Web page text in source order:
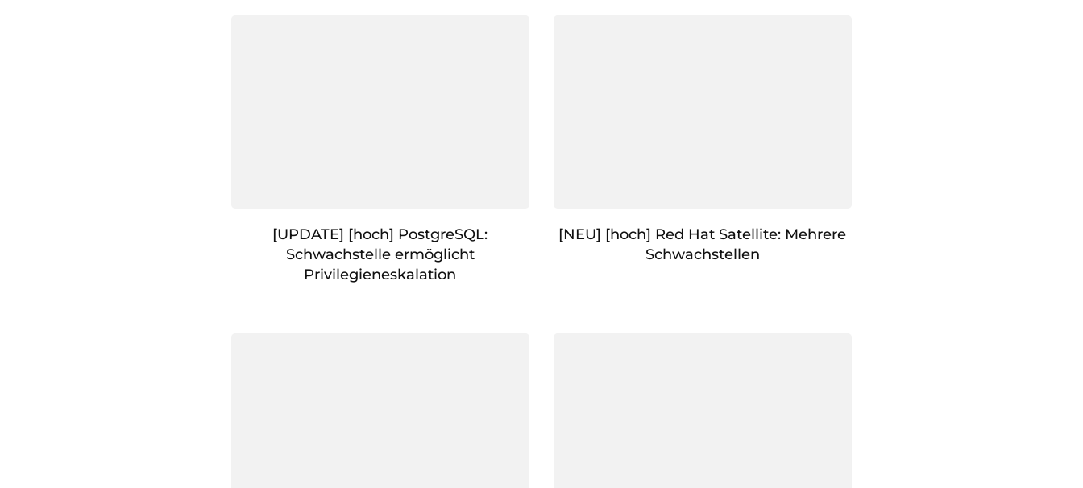
[UPDATE] [hoch] PostgreSQL:
Schwachstelle ermöglicht
Privilegieneskalation
[NEU] [hoch] Red Hat Satellite: Mehrere
Schwachstellen